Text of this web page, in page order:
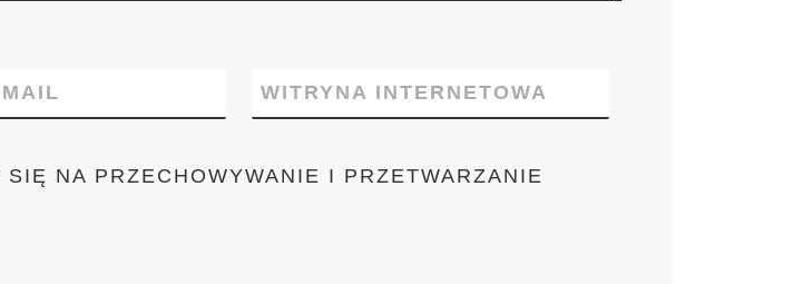
WITRYNA INTERNETOWA
NA PRZECHOWYWANIE I PRZETWARZANIE